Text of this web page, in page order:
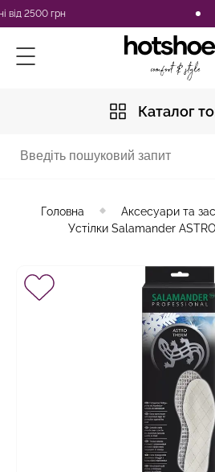
2500 грн
Каталог
Головна
Аксесуари та
Устілки Salamander